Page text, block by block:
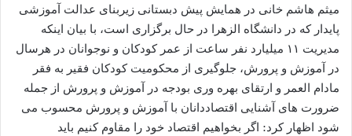
میثم هاشم خانی در همایش پیش دبستانی زیربنای عدالت آموزشی
پایدار که در دانشگاه الزهرا در حال برگزاری است، با بیان اینکه
مدیریت ۱۱ میلیارد نفر ساعت از عمر کودکان و نوجوانان در هرسال
در آموزش و پرورش، جلوگیری از محکومیت کودکان فقیر به فقر
مادام العمر و ارتقای بهره وری بودجه در آموزش و پرورش از جمله
ضرورت های آشنایی اقتصاددانان با آموزش و پرورش محسوب می
شود اظهار کرد: اگر بخواهیم اقتصاد خود را مقاوم کنیم باید